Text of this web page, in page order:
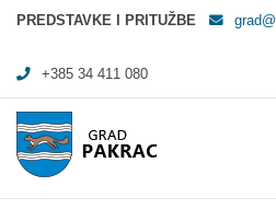
Otvaranje padel igrališta i gradnja dva
PREDSTAVKE I PRITUŽBE
+385 34 411 080